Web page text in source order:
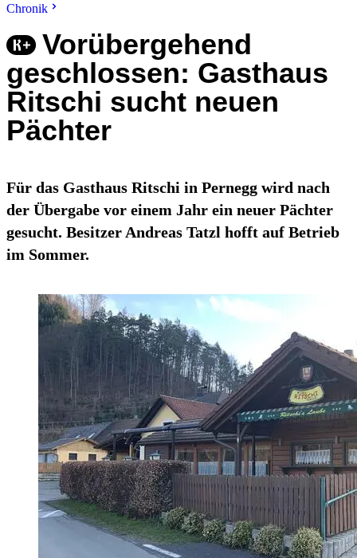
Chronik
Vorübergehend
geschlossen: Gasthaus
Ritschi sucht neuen
Pächter
Für das Gasthaus Ritschi in Pernegg wird nach
der Übergabe vor einem Jahr ein neuer Pächter
gesucht. Besitzer Andreas Tatzl hofft auf Betrieb
im Sommer.